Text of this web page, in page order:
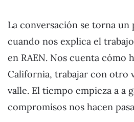
La conversación se torna un
cuando nos explica el
en RAEN. Nos cuenta cómo
California, trabajar con otro
valle. El tiempo empieza a a
compromisos nos hacen